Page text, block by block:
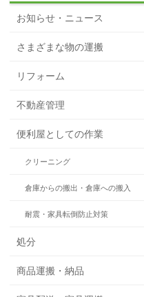
お知らせ・ニュース
さまざまな物の運搬
リフォーム
不動産管理
便利屋としての作業
クリーニング
倉庫からの搬出・倉庫への搬入
耐震・家具転倒防止対策
処分
商品運搬・納品